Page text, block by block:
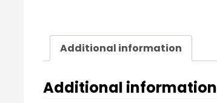
Additional information
Additional information